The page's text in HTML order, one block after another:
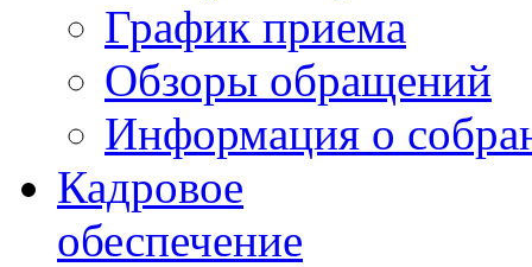
График приема
Обзоры обращений
Информация о
Кадровое
обеспечение